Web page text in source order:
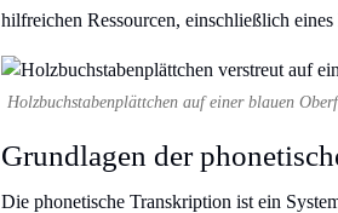
hilfreichen Ressourcen, einschließlich
Holzbuchstabenplättchen auf einer blauen
Grundlagen der
Die phonetische Transkription ist ein